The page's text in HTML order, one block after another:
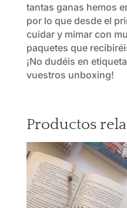
tantas ganas hemos
por lo que desde el
cuidar y mimar con
paquetes que
¡No dudéis en
vuestros unboxing!
Productos